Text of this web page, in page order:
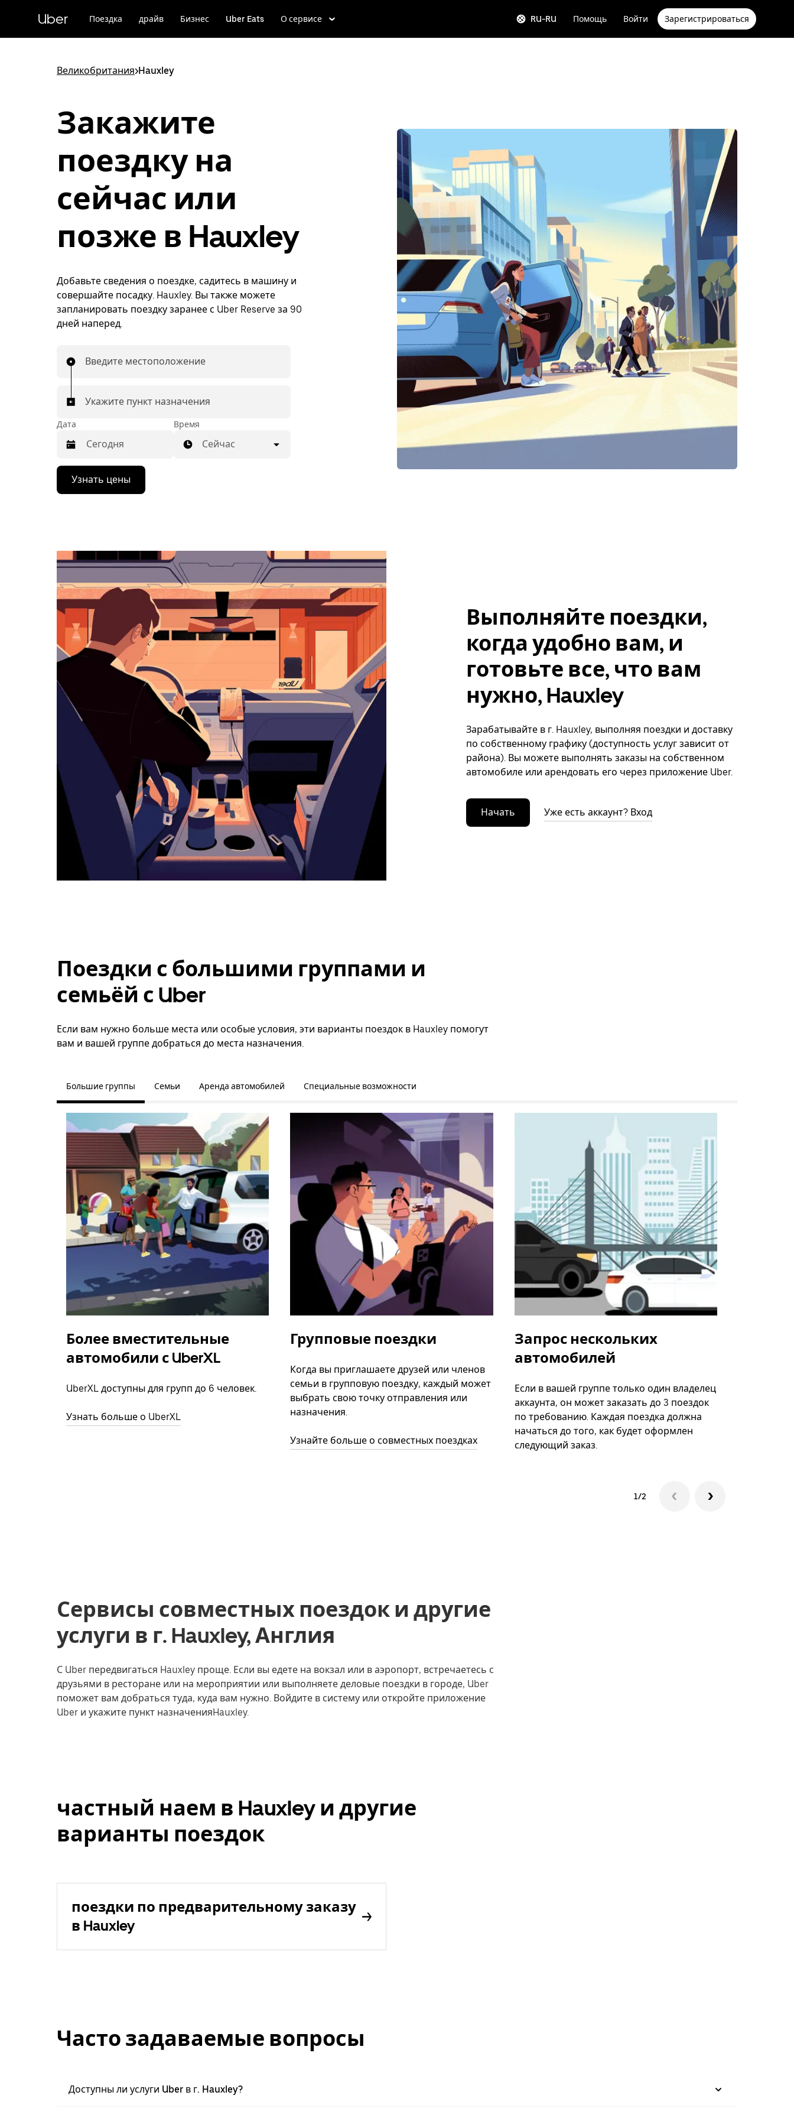
к
Uber Поездка драйв Бизнес Uber Eats О сервисе RU-RU Помощь Войти Зарегистрироваться
Великобритания>Hauxley
Закажите
поездку на
сейчас или
позже в Hauxley
Добавьте сведения о поездке, садитесь в машину и
совершайте посадку. Hauxley. Вы также можете
запланировать поездку заранее с Uber Reserve за 90
дней наперед.
Введите местоположение
Укажите пункт назначения
Дата
Нажмите
стрелку
вниз,
выбрать
дату.
закрыть
календарь,
нажмите
Esc.
Время
Сейчас
Узнать цены
Выполняйте поездки,
когда удобно вам, и
готовьте все, что вам
нужно, Hauxley
Зарабатывайте в г. Hauxley, выполняя поездки и доставку
по собственному графику (доступность услуг зависит от
района). Вы можете выполнять заказы на собственном
автомобиле или арендовать его через приложение Uber.
Начать Уже есть аккаунт? Вход
Поездки с большими группами и
семьёй с Uber
Если вам нужно больше места или особые условия, эти варианты поездок в Hauxley помогут
вам и вашей группе добраться до места назначения.
Большие группы Семьи Аренда автомобилей Специальные возможности
Более вместительные
автомобили с UberXL
UberXL доступны для групп до 6 человек.
Узнать больше о UberXL
Групповые поездки
Когда вы приглашаете друзей или членов
семьи в групповую поездку, каждый может
выбрать свою точку отправления или
назначения.
Узнайте больше о совместных поездках
Запрос нескольких
автомобилей
Если в вашей группе только один владелец
аккаунта, он может заказать до 3 поездок
по требованию. Каждая поездка должна
начаться до того, как будет оформлен
следующий заказ.
1/2
Сервисы совместных поездок и другие
услуги в г. Hauxley, Англия
С Uber передвигаться Hauxley проще. Если вы едете на вокзал или в аэропорт, встречаетесь с
друзьями в ресторане или на мероприятии или выполняете деловые поездки в городе, Uber
поможет вам добраться туда, куда вам нужно. Войдите в систему или откройте приложение
Uber и укажите пункт назначенияHauxley.
частный наем в Hauxley и другие
варианты поездок
поездки по предварительному заказу
в Hauxley
Часто задаваемые вопросы
Доступны ли услуги Uber в г. Hauxley?